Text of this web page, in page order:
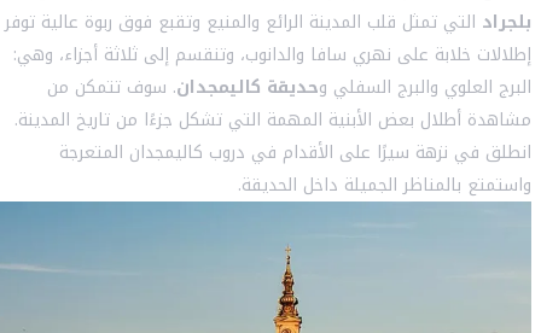
بلجراد التي تمثل قلب المدينة الرائع والمنيع وتقبع فوق ربوة عالية توفر
إطلالات خلابة على نهري سافا والدانوب، وتنقسم إلى ثلاثة أجزاء، وهي:
البرج العلوي والبرج السفلي وحديقة كاليمجدان. سوف تتمكن من
مشاهدة أطلال بعض الأبنية المهمة التي تشكل جزءًا من تاريخ المدينة.
انطلق في نزهة سيرًا على الأقدام في دروب كاليمجدان المتعرجة
واستمتع بالمناظر الجميلة داخل الحديقة.